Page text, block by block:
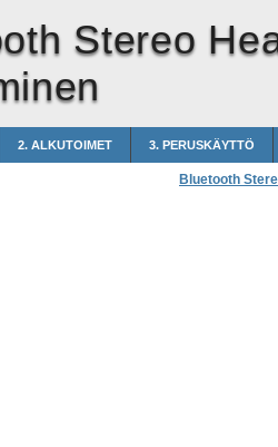
Stereo
2. ALKUTOIMET 3. PERUSKÄYTTÖ
Bluetooth